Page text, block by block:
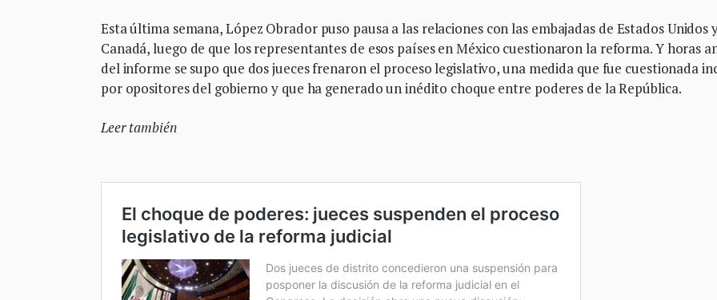
Esta última semana, López Obrador puso pausa a las relaciones con las embajadas de Estados Unidos
Canadá, luego de que los representantes de esos países en México cuestionaron la reforma. Y horas
del informe se supo que dos jueces frenaron el proceso legislativo, una medida que fue cuestionada
por opositores del gobierno y que ha generado un inédito choque entre poderes de la República.
Leer también